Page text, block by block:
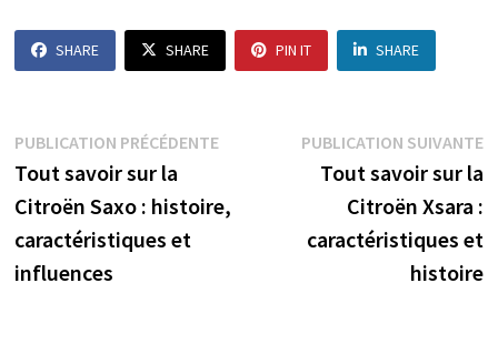
SHARE SHARE PIN IT SHARE
Navigation
de
l’article
PUBLICATION PRÉCÉDENTEPublication
Tout savoir sur la
Citroën Saxo : histoire,
caractéristiques et
influences
PUBLICATION SUIVANTE
Tout savoir sur la
Citroën Xsara :
caractéristiques et
histoire